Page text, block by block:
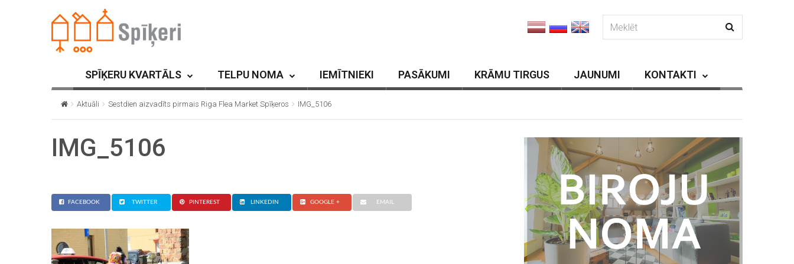
SPĪĶERU KVARTĀLS TELPU NOMA IEMĪTNIEKI PASĀKUMI KRĀMU TIRGUS JAUNUMI KONTAKTI
Aktuāli Sestdien aizvadīts pirmais Riga Flea Market Spīķeros IMG_5106
IMG_5106
FACEBOOK TWITTER PINTEREST LINKEDIN GOOGLE + EMAIL